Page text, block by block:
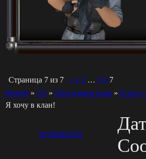
Страница 7 из 7 « 1 2 … 5 6 7
Форум » СS » Обсуждаем клан » Я хочу
Я хочу в клан!
HARMLESS